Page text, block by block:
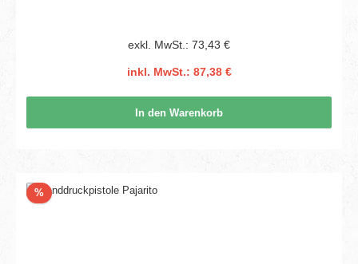
exkl. MwSt.: 73,43 €
inkl. MwSt.: 87,38 €
In den Warenkorb
%Rabatt